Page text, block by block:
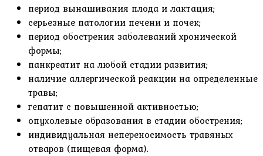
период вынашивания плода и лактация;
серьезные патологии печени и почек;
период обострения заболеваний хронической
формы;
панкреатит на любой стадии развития;
наличие аллергической реакции на определенные
травы;
гепатит с повышенной активностью;
опухолевые образования в стадии обострения;
индивидуальная непереносимость травяных
отваров (пищевая форма).